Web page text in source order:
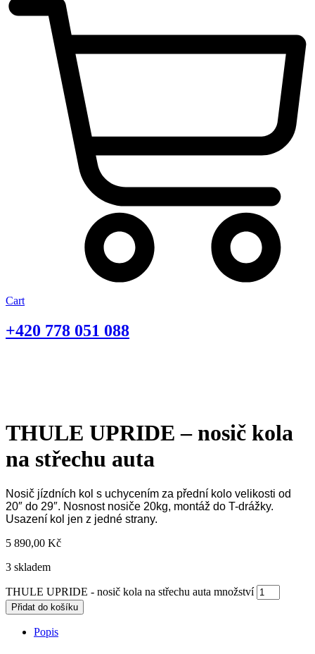
Cart
+420 778 051 088
THULE UPRIDE – nosič kola
na střechu auta
Nosič jízdních kol s uchycením za přední kolo velikosti od
20″ do 29″. Nosnost nosiče 20kg, montáž do T-drážky.
Usazení kol jen z jedné strany.
5 890,00 Kč
3 skladem
THULE UPRIDE - nosič kola na střechu auta množství
Přidat do košíku
Popis